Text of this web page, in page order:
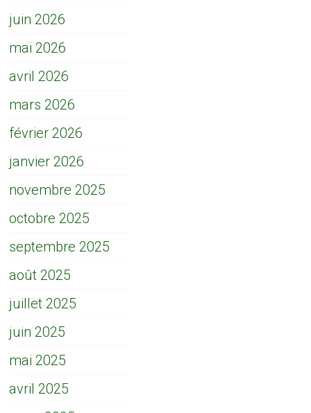
juin 2026
mai 2026
avril 2026
mars 2026
février 2026
janvier 2026
novembre 2025
octobre 2025
septembre 2025
août 2025
juillet 2025
juin 2025
mai 2025
avril 2025